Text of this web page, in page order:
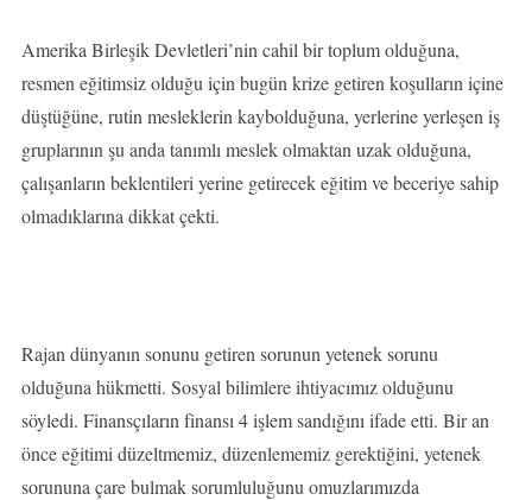
Amerika Birleşik Devletleri’nin cahil bir toplum olduğuna,
resmen eğitimsiz olduğu için bugün krize getiren koşulların içine
düştüğüne, rutin mesleklerin kaybolduğuna, yerlerine yerleşen iş
gruplarının şu anda tanımlı meslek olmaktan uzak olduğuna,
çalışanların beklentileri yerine getirecek eğitim ve beceriye sahip
olmadıklarına dikkat çekti.
Rajan dünyanın sonunu getiren sorunun yetenek sorunu
olduğuna hükmetti. Sosyal bilimlere ihtiyacımız olduğunu
söyledi. Finansçıların finansı 4 işlem sandığını ifade etti. Bir an
önce eğitimi düzeltmemiz, düzenlememiz gerektiğini, yetenek
sorununa çare bulmak sorumluluğunu omuzlarımızda